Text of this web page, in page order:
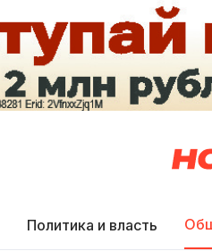
Политика и власть